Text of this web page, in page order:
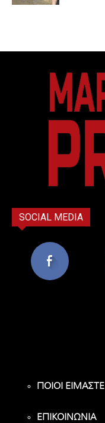
SOCIAL MEDIA
ΠΟΙΟΙ ΕΙΜΑΣΤΕ
ΕΠΙΚΟΙΝΩΝΙΑ